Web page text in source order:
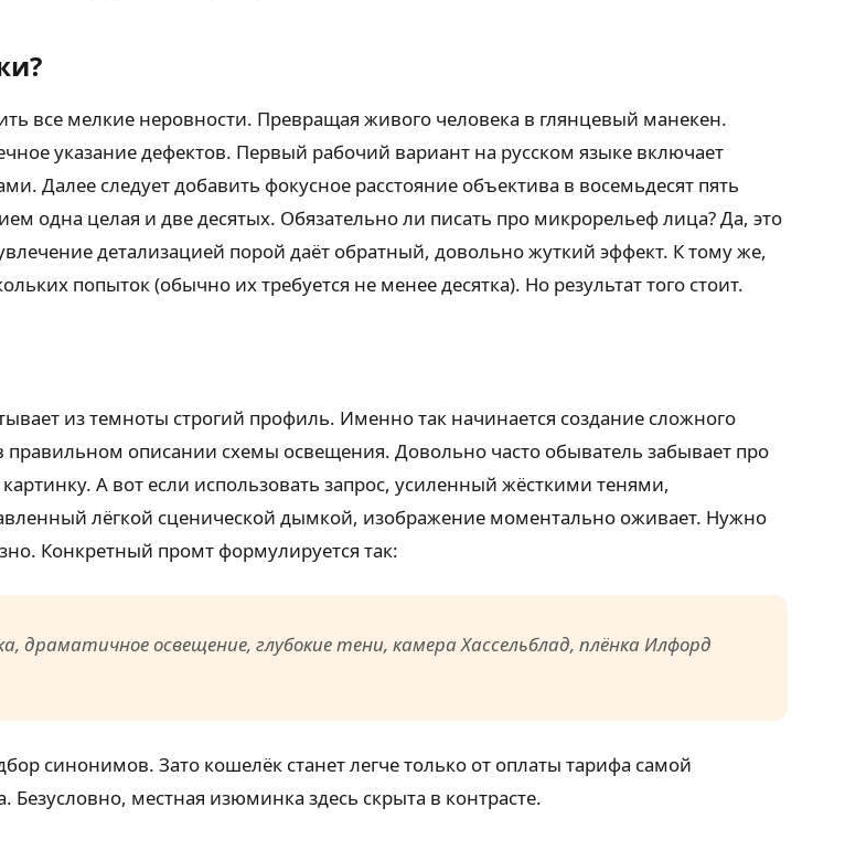
все мелкие неровности. Превращая живого человека в глянцевый манекен.
указание дефектов. Первый рабочий вариант на русском языке включает
Далее следует добавить фокусное расстояние объектива в восемьдесят пять
одна целая и две десятых. Обязательно ли писать про микрорельеф лица? Да, это
детализацией порой даёт обратный, довольно жуткий эффект. К тому же,
попыток (обычно их требуется не менее десятка). Но результат того стоит.
из темноты строгий профиль. Именно так начинается создание сложного
правильном описании схемы освещения. Довольно часто обыватель забывает про
А вот если использовать запрос, усиленный жёсткими тенями,
лёгкой сценической дымкой, изображение моментально оживает. Нужно
Конкретный промт формулируется так:
освещение, глубокие тени, камера Хассельблад, плёнка Илфорд
синонимов. Зато кошелёк станет легче только от оплаты тарифа самой
местная изюминка здесь скрыта в контрасте.